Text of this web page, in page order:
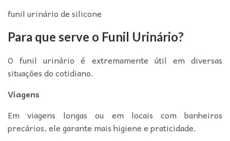
funil urinário de silicone
Para que serve o Funil Urinário?
O funil urinário é extremamente útil em diversas
situações do cotidiano.
Viagens
Em viagens longas ou em locais com banheiros
precários, ele garante mais higiene e praticidade.